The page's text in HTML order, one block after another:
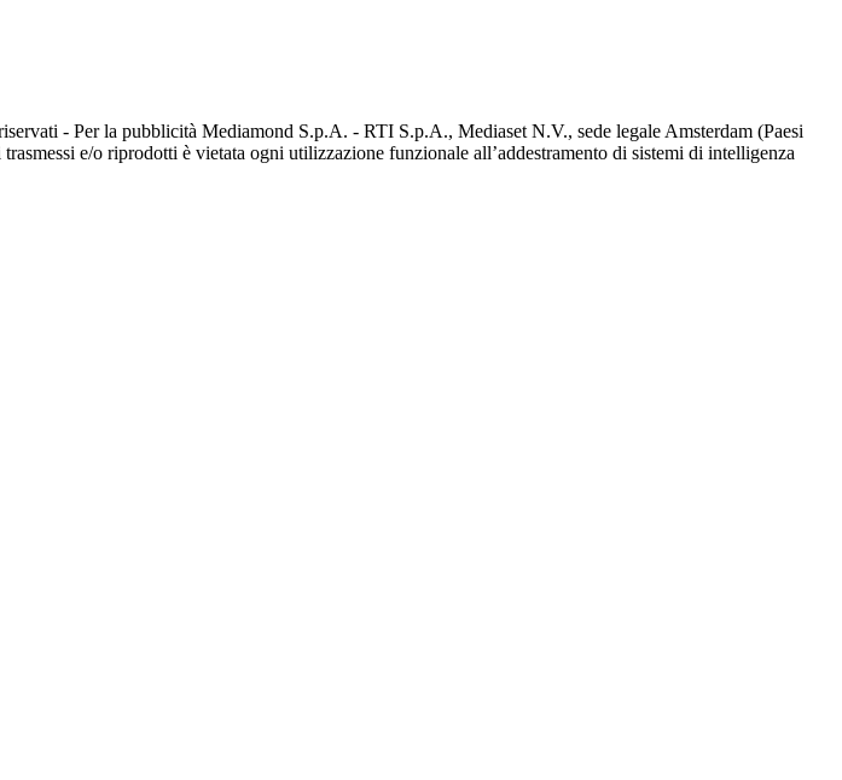
- Per la pubblicità Mediamond S.p.A. - RTI S.p.A., Mediaset N.V., sede legale Amsterdam (Paesi
e/o riprodotti è vietata ogni utilizzazione funzionale all’addestramento di sistemi di intelligenza